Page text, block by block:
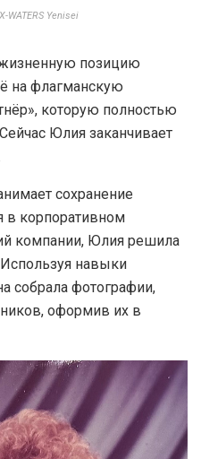
WATERS Yenisei
позицию
на флагманскую
которую полностью
Юлия заканчивает
сохранение
в корпоративном
компании, Юлия решила
навыки
собрала фотографии,
оформив их в